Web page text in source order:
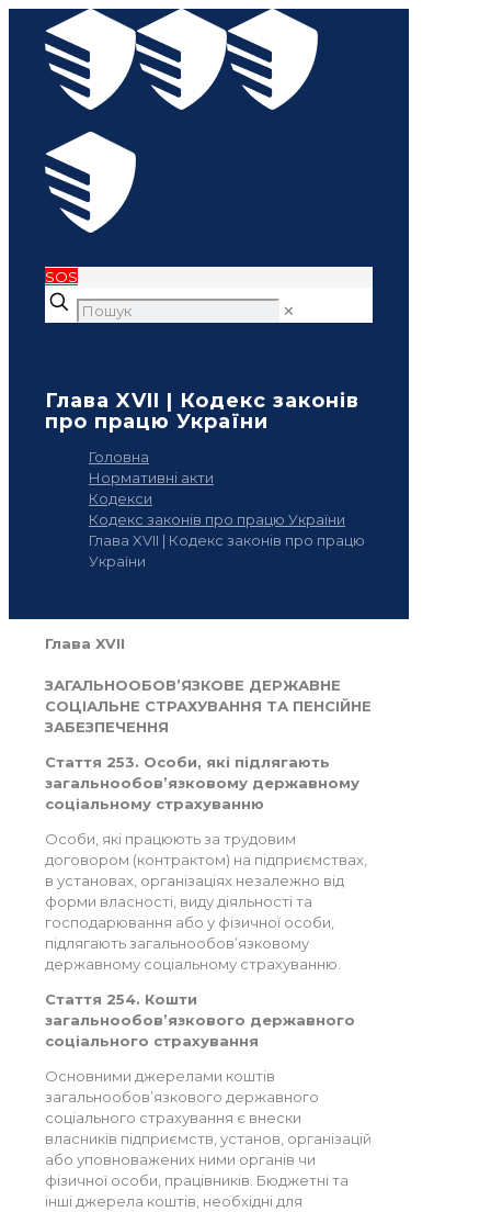
SOS
✕
Глава XVII | Кодекс законів
про працю України
Головна
Нормативні акти
Кодекси
Кодекс законів про працю України
Глава XVII | Кодекс законів про працю
України
Глава XVII
ЗАГАЛЬНООБОВ’ЯЗКОВЕ ДЕРЖАВНЕ
СОЦІАЛЬНЕ СТРАХУВАННЯ ТА ПЕНСІЙНЕ
ЗАБЕЗПЕЧЕННЯ
Стаття 253. Особи, які підлягають
загальнообов’язковому державному
соціальному страхуванню
Особи, які працюють за трудовим
договором (контрактом) на підприємствах,
в установах, організаціях незалежно від
форми власності, виду діяльності та
господарювання або у фізичної особи,
підлягають загальнообов’язковому
державному соціальному страхуванню.
Стаття 254. Кошти
загальнообов’язкового державного
соціального страхування
Основними джерелами коштів
загальнообов’язкового державного
соціального страхування є внески
власників підприємств, установ, організацій
або уповноважених ними органів чи
фізичної особи, працівників. Бюджетні та
інші джерела коштів, необхідні для